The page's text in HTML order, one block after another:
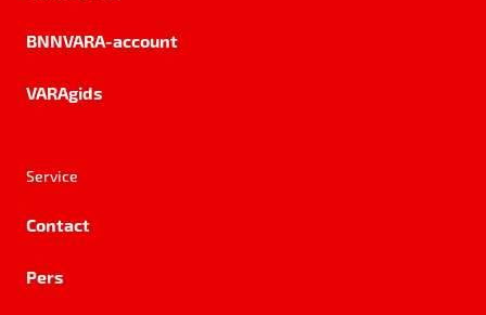
BNNVARA-account
VARAgids
Service
Contact
Pers